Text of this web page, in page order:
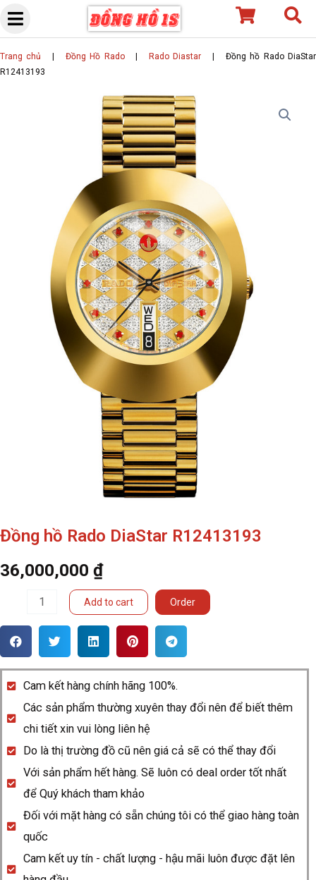
Skip
content
Trang chủ Đồng Hồ Rado| Rado Diastar |Đồng hồ Rado DiaStar
R12413193
Đồng hồ Rado DiaStar R12413193
36,000,000 ₫
Rado
R12413193
quantity
Add to cart Order
Cam kết hàng chính hãng 100%.
Các sản phẩm thường xuyên thay đổi nên để biết thêm
chi tiết xin vui lòng liên hệ
Do là thị trường đồ cũ nên giá cả sẽ có thể thay đổi
Với sản phẩm hết hàng. Sẽ luôn có deal order tốt nhất
để Quý khách tham khảo
Đối với mặt hàng có sẵn chúng tôi có thể giao hàng toàn
quốc
Cam kết uy tín - chất lượng - hậu mãi luôn được đặt lên